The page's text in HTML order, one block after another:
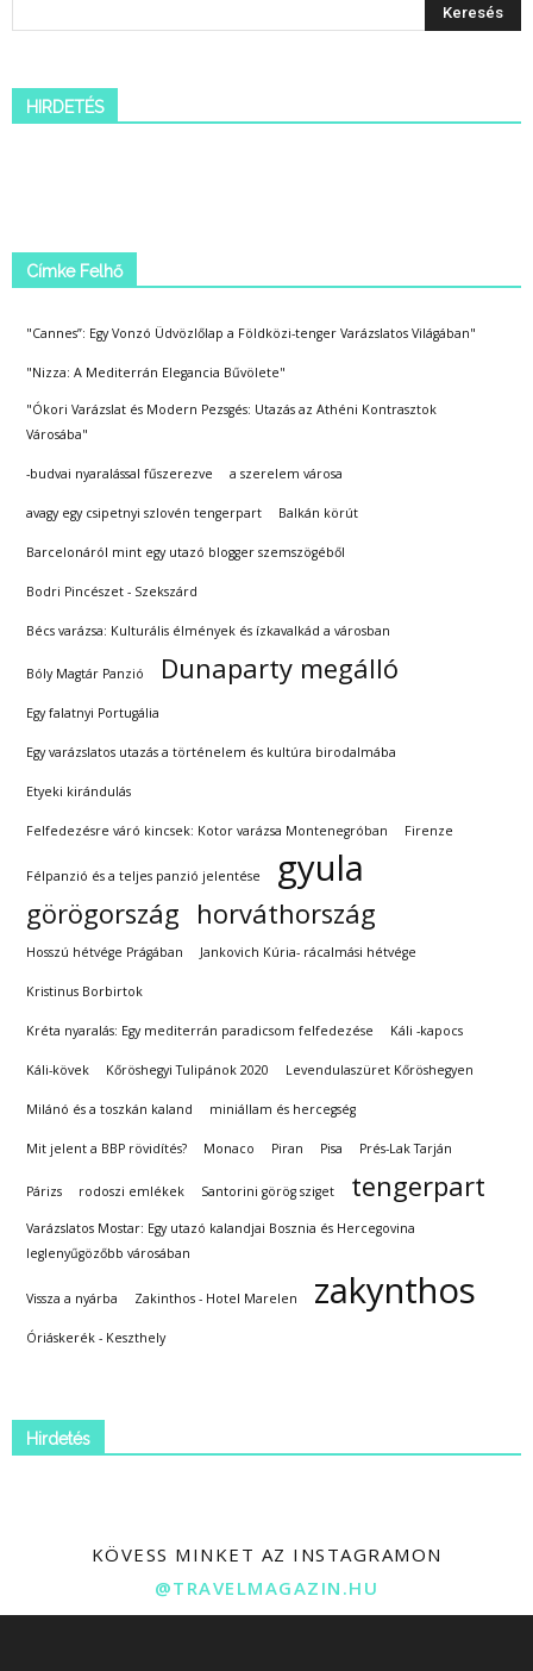
HIRDETÉS
Címke Felhő
"Cannes”: Egy Vonzó Üdvözlőlap a Földközi-tenger Varázslatos Világában"
"Nizza: A Mediterrán Elegancia Bűvölete"
"Ókori Varázslat és Modern Pezsgés: Utazás az Athéni Kontrasztok
Városába"
-budvai nyaralással fűszerezve a szerelem városa
avagy egy csipetnyi szlovén tengerpart Balkán körút
Barcelonáról mint egy utazó blogger szemszögéből
Bodri Pincészet - Szekszárd
Bécs varázsa: Kulturális élmények és ízkavalkád a városban
Bóly Magtár Panzió Dunaparty megálló
Egy falatnyi Portugália
Egy varázslatos utazás a történelem és kultúra birodalmába
Etyeki kirándulás
Felfedezésre váró kincsek: Kotor varázsa Montenegróban Firenze
Félpanzió és a teljes panzió jelentése gyula
görögország horváthország
Hosszú hétvége Prágában Jankovich Kúria- rácalmási hétvége
Kristinus Borbirtok
Kréta nyaralás: Egy mediterrán paradicsom felfedezése Káli -kapocs
Káli-kövek Kőröshegyi Tulipánok 2020 Levendulaszüret Kőröshegyen
Milánó és a toszkán kaland miniállam és hercegség
Mit jelent a BBP rövidítés? Monaco Piran Pisa Prés-Lak Tarján
Párizs rodoszi emlékek Santorini görög sziget tengerpart
Varázslatos Mostar: Egy utazó kalandjai Bosznia és Hercegovina
leglenyűgözőbb városában
Vissza a nyárba Zakinthos - Hotel Marelen zakynthos
Óriáskerék - Keszthely
Hirdetés
KÖVESS MINKET AZ INSTAGRAMON
@TRAVELMAGAZIN.HU